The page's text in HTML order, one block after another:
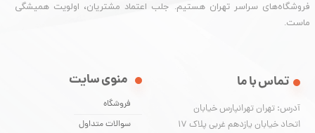
فروشگاه‌های سراسر تهران هستیم. جلب اعتماد مشتریان، اولویت همیشگی
ماست.
منوی سایت
فروشگاه
سوالات متداول
تماس با ما
آدرس: تهران تهرانپارس خیابان
اتحاد خیابان یازدهم غربی پلاک ۱۷